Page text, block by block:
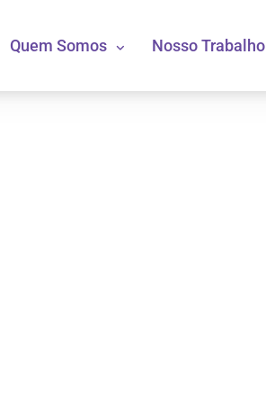
Quem Somos Nosso Trabalho